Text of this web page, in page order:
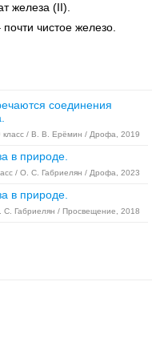
железа (II).
чистое железо.
соединения
класс / В. В. Ерёмин / Дрофа, 2019
в природе.
/ О. С. Габриелян / Дрофа, 2023
в природе.
С. Габриелян / Просвещение, 2018